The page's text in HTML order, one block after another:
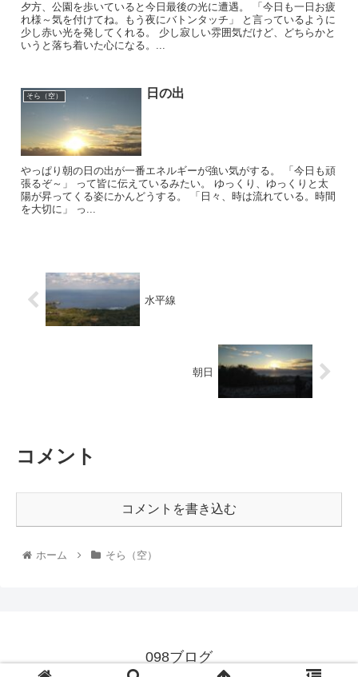
夕方、公園を歩いていると今日最後の光に遭遇。 「今日も一日お疲
れ様～気を付けてね。もう夜にバトンタッチ」 と言っているように
少し赤い光を発してくれる。 少し寂しい雰囲気だけど、どちらかと
いうと落ち着いた心になる。...
そら（空） 日の出
やっぱり朝の日の出が一番エネルギーが強い気がする。 「今日も頑
張るぞ～」 って皆に伝えているみたい。 ゆっくり、ゆっくりと太
陽が昇ってくる姿にかんどうする。 「日々、時は流れている。時間
を大切に」 っ...
水平線
朝日
コメント
コメントを書き込む
ホーム そら（空）
098ブログ